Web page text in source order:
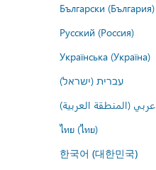
Български (България)
Русский (Россия)
Українська (Україна)
עברית (ישראל)
عربي (المنطقة العربية)
ไทย (ไทย)
한국어 (대한민국)